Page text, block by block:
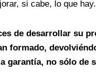
si cabe, lo que hay.
de desarrollar su
formado,
garantía, no sólo de